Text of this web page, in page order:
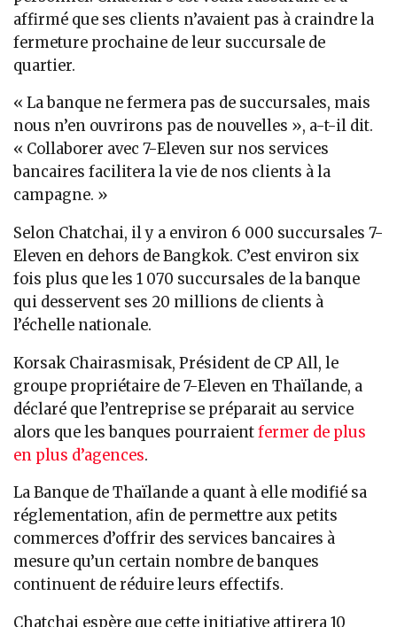
affirmé que ses clients n’avaient pas à craindre la
fermeture prochaine de leur succursale de
quartier.
« La banque ne fermera pas de succursales, mais
nous n’en ouvrirons pas de nouvelles », a-t-il dit.
« Collaborer avec 7-Eleven sur nos services
bancaires facilitera la vie de nos clients à la
campagne. »
Selon Chatchai, il y a environ 6 000 succursales 7-
Eleven en dehors de Bangkok. C’est environ six
fois plus que les 1 070 succursales de la banque
qui desservent ses 20 millions de clients à
l’échelle nationale.
Korsak Chairasmisak, Président de CP All, le
groupe propriétaire de 7-Eleven en Thaïlande, a
déclaré que l’entreprise se préparait au service
alors que les banques pourraientfermer de plus
en plus d’agences.
La Banque de Thaïlande a quant à elle modifié sa
réglementation, afin de permettre aux petits
commerces d’offrir des services bancaires à
mesure qu’un certain nombre de banques
continuent de réduire leurs effectifs.
Chatchai espère que cette initiative attirera 10